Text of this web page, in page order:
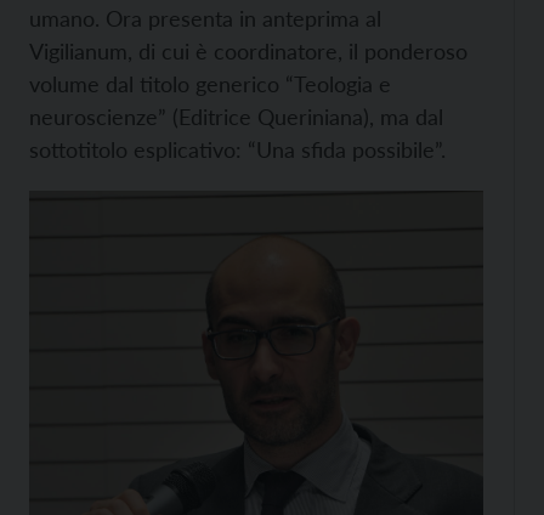
umano. Ora presenta in anteprima al
Vigilianum, di cui è coordinatore, il ponderoso
volume dal titolo generico “Teologia e
neuroscienze” (Editrice Queriniana), ma dal
sottotitolo esplicativo: “Una sfida possibile”.